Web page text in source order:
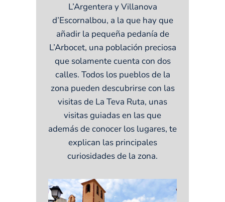
L’Argentera y Villanova
d’Escornalbou, a la que hay que
añadir la pequeña pedanía de
L’Arbocet, una población preciosa
que solamente cuenta con dos
calles. Todos los pueblos de la
zona pueden descubrirse con las
visitas de La Teva Ruta, unas
visitas guiadas en las que
además de conocer los lugares, te
explican las principales
curiosidades de la zona.